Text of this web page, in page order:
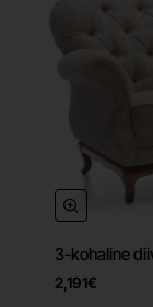
3-kohaline
2,191€